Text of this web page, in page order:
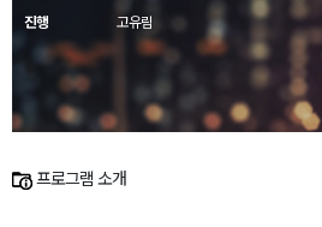
진행 고유림
프로그램 소개